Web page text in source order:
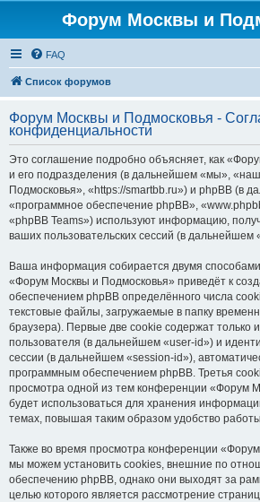
Форум Москвы и
FAQ
Список форумов
Форум Москвы и Подмосковья -
конфиденциальности
Это соглашение подробно объясняет, как
и его подразделения (в дальнейшем «мы»,
Подмосковья», «https://smartbb.ru») и phpBB (в
«программное обеспечение phpBB»,
«phpBB Teams») используют информацию,
ваших пользовательских сессий (в
Ваша информация собирается двумя
«Форум Москвы и Подмосковья» приведёт к
обеспечением phpBB определённого числа
текстовые файлы, загружаемые в папку
браузера). Первые две cookie содержат только
пользователя (в дальнейшем «user-id») и
сессии (в дальнейшем «session-id»),
программным обеспечением phpBB. Третья
просмотра одной из тем конференции «Форум
будет использоваться для хранения
темах, повышая таким образом удобство
Также во время просмотра конференции
мы можем установить cookies, внешние по
обеспечению phpBB, однако они выходят за
целью которого является рассмотрение